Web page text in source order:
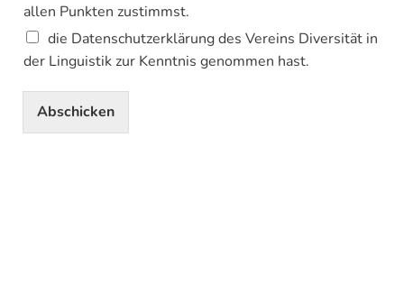
allen Punkten zustimmst.
die Datenschutzerklärung des Vereins Diversität in
der Linguistik zur Kenntnis genommen hast.
Abschicken